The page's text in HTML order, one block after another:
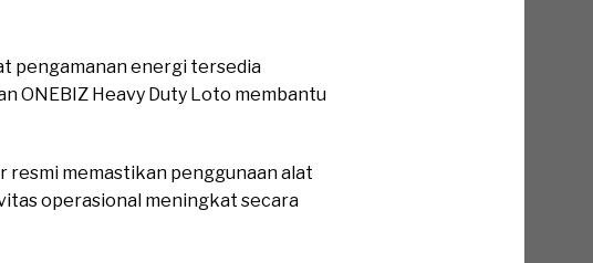
pengamanan energi tersedia
ONEBIZ Heavy Duty Loto membantu
resmi memastikan penggunaan alat
operasional meningkat secara